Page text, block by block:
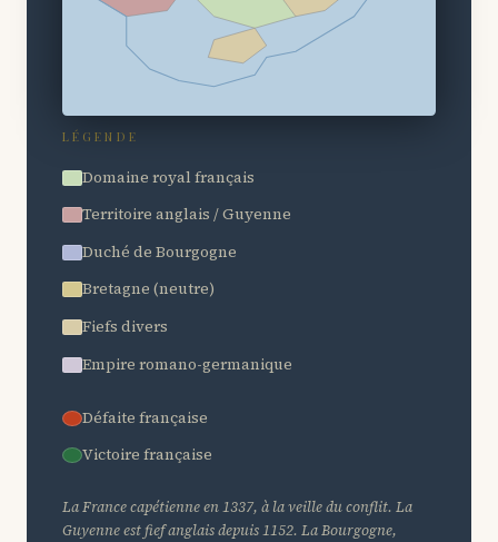
LÉGENDE
Domaine royal français
Territoire anglais / Guyenne
Duché de Bourgogne
Bretagne (neutre)
Fiefs divers
Empire romano-germanique
Défaite française
Victoire française
La France capétienne en 1337, à la veille du conflit. La
Guyenne est fief anglais depuis 1152. La Bourgogne,